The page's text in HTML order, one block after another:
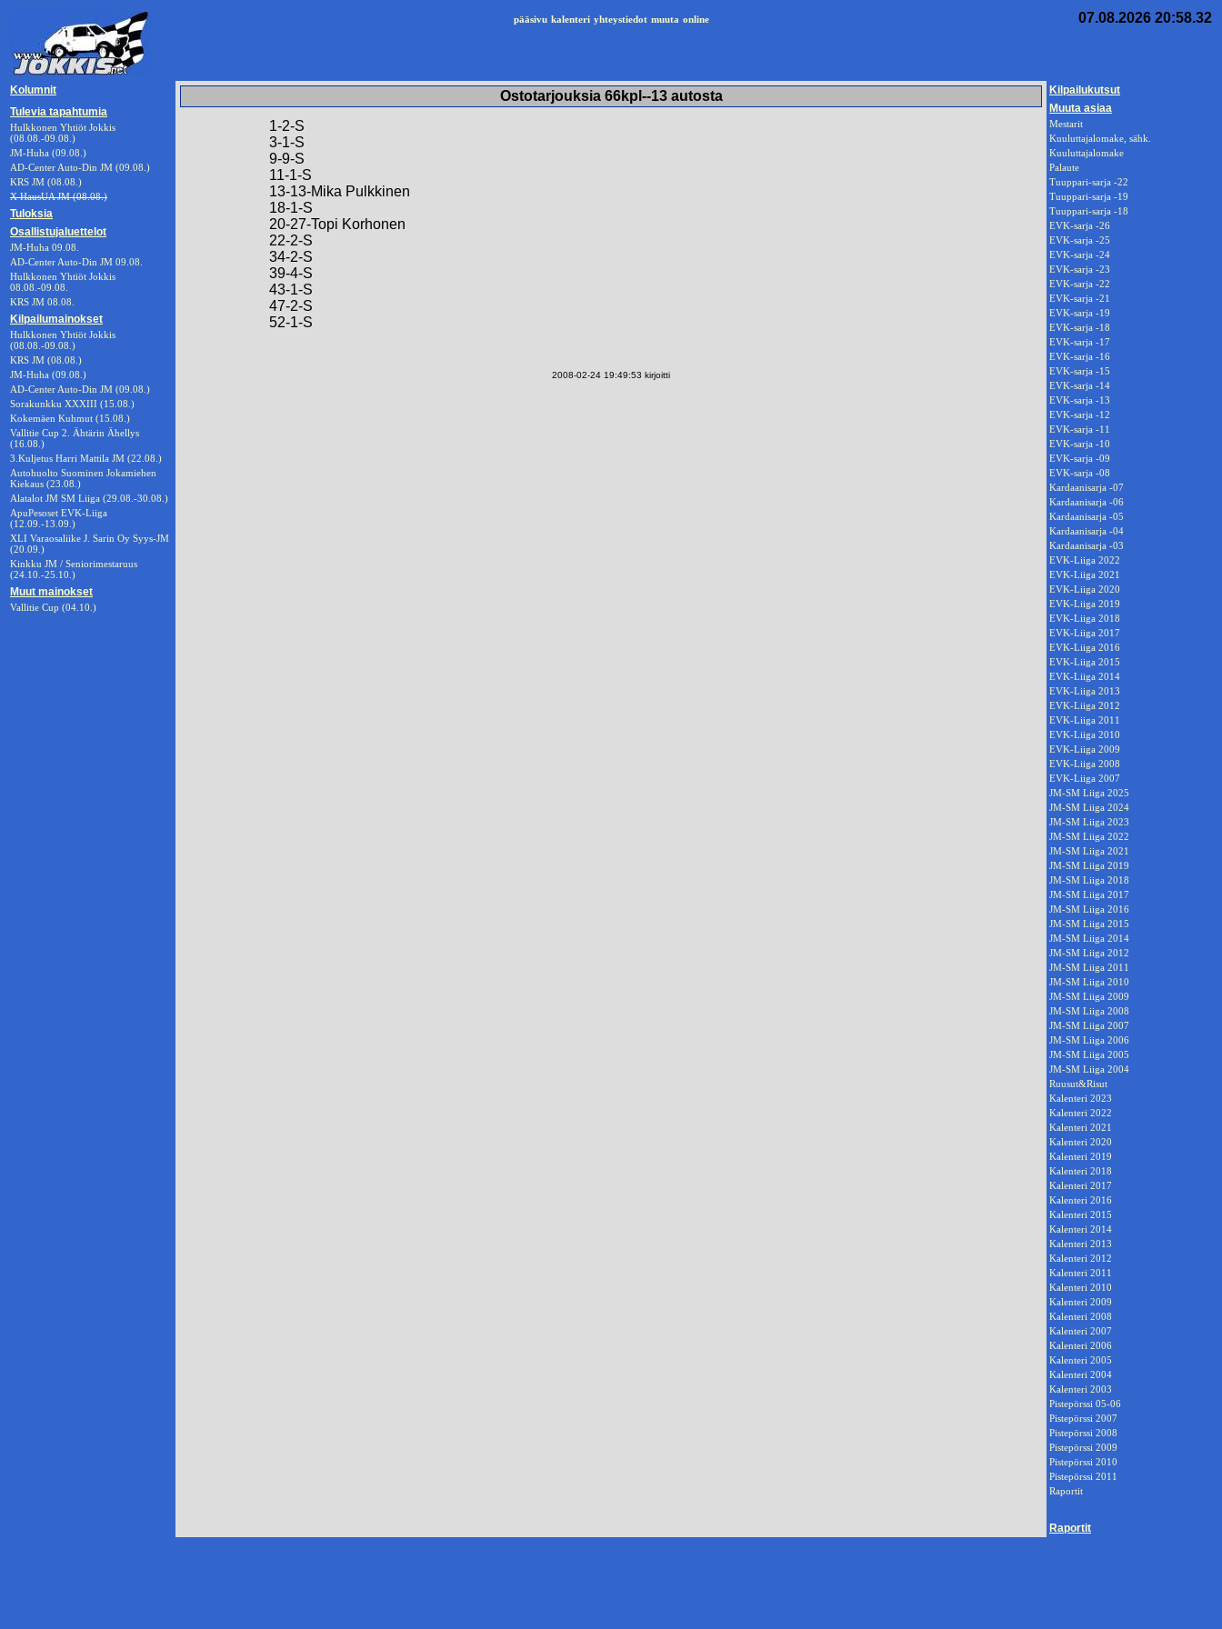
pääsivu kalenteri yhteystiedot muuta online 07.08.2026 20:58.32
Kolumnit
Tulevia tapahtumia
Hulkkonen Yhtiöt Jokkis
(08.08.-09.08.)
JM-Huha (09.08.)
AD-Center Auto-Din JM (09.08.)
KRS JM (08.08.)
X HausUA JM (08.08.)
Tuloksia
Osallistujaluettelot
JM-Huha 09.08.
AD-Center Auto-Din JM 09.08.
Hulkkonen Yhtiöt Jokkis
08.08.-09.08.
KRS JM 08.08.
Kilpailumainokset
Hulkkonen Yhtiöt Jokkis
(08.08.-09.08.)
KRS JM (08.08.)
JM-Huha (09.08.)
AD-Center Auto-Din JM (09.08.)
Sorakunkku XXXIII (15.08.)
Kokemäen Kuhmut (15.08.)
Vallitie Cup 2. Ähtärin Ähellys
(16.08.)
3.Kuljetus Harri Mattila JM (22.08.)
Autohuolto Suominen Jokamiehen
Kiekaus (23.08.)
Alatalot JM SM Liiga (29.08.-30.08.)
ApuPesoset EVK-Liiga
(12.09.-13.09.)
XLI Varaosaliike J. Sarin Oy Syys-JM
(20.09.)
Kinkku JM / Seniorimestaruus
(24.10.-25.10.)
Muut mainokset
Vallitie Cup (04.10.)
Ostotarjouksia 66kpl--13 autosta
1-2-S
3-1-S
9-9-S
11-1-S
13-13-Mika Pulkkinen
18-1-S
20-27-Topi Korhonen
22-2-S
34-2-S
39-4-S
43-1-S
47-2-S
52-1-S
2008-02-24 19:49:53 kirjoitti
Kilpailukutsut
Muuta asiaa
Mestarit
Kuuluttajalomake, sähk.
Kuuluttajalomake
Palaute
Tuuppari-sarja -22
Tuuppari-sarja -19
Tuuppari-sarja -18
EVK-sarja -26
EVK-sarja -25
EVK-sarja -24
EVK-sarja -23
EVK-sarja -22
EVK-sarja -21
EVK-sarja -19
EVK-sarja -18
EVK-sarja -17
EVK-sarja -16
EVK-sarja -15
EVK-sarja -14
EVK-sarja -13
EVK-sarja -12
EVK-sarja -11
EVK-sarja -10
EVK-sarja -09
EVK-sarja -08
Kardaanisarja -07
Kardaanisarja -06
Kardaanisarja -05
Kardaanisarja -04
Kardaanisarja -03
EVK-Liiga 2022
EVK-Liiga 2021
EVK-Liiga 2020
EVK-Liiga 2019
EVK-Liiga 2018
EVK-Liiga 2017
EVK-Liiga 2016
EVK-Liiga 2015
EVK-Liiga 2014
EVK-Liiga 2013
EVK-Liiga 2012
EVK-Liiga 2011
EVK-Liiga 2010
EVK-Liiga 2009
EVK-Liiga 2008
EVK-Liiga 2007
JM-SM Liiga 2025
JM-SM Liiga 2024
JM-SM Liiga 2023
JM-SM Liiga 2022
JM-SM Liiga 2021
JM-SM Liiga 2019
JM-SM Liiga 2018
JM-SM Liiga 2017
JM-SM Liiga 2016
JM-SM Liiga 2015
JM-SM Liiga 2014
JM-SM Liiga 2012
JM-SM Liiga 2011
JM-SM Liiga 2010
JM-SM Liiga 2009
JM-SM Liiga 2008
JM-SM Liiga 2007
JM-SM Liiga 2006
JM-SM Liiga 2005
JM-SM Liiga 2004
Ruusut&Risut
Kalenteri 2023
Kalenteri 2022
Kalenteri 2021
Kalenteri 2020
Kalenteri 2019
Kalenteri 2018
Kalenteri 2017
Kalenteri 2016
Kalenteri 2015
Kalenteri 2014
Kalenteri 2013
Kalenteri 2012
Kalenteri 2011
Kalenteri 2010
Kalenteri 2009
Kalenteri 2008
Kalenteri 2007
Kalenteri 2006
Kalenteri 2005
Kalenteri 2004
Kalenteri 2003
Pistepörssi 05-06
Pistepörssi 2007
Pistepörssi 2008
Pistepörssi 2009
Pistepörssi 2010
Pistepörssi 2011
Raportit
Raportit